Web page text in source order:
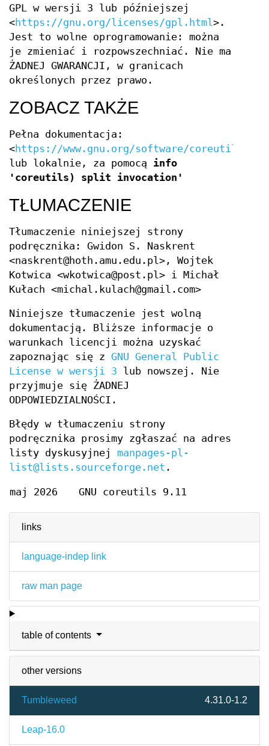
links
language-indep link
raw man page
table of contents
other versions
Tumbleweed 4.31.0-1.2
Leap-16.0
GPL w wersji 3 lub późniejszej
<https://gnu.org/licenses/gpl.html>.
Jest to wolne oprogramowanie: można
je zmieniać i rozpowszechniać. Nie ma
ŻADNEJ GWARANCJI, w granicach
określonych przez prawo.
ZOBACZ TAKŻE
Pełna dokumentacja:
<https://www.gnu.org/software/coreutils/
lub lokalnie, za pomocą info
'coreutils) split invocation'
TŁUMACZENIE
Tłumaczenie niniejszej strony
podręcznika: Gwidon S. Naskrent
<naskrent@hoth.amu.edu.pl>, Wojtek
Kotwica <wkotwica@post.pl> i Michał
Kułach <michal.kulach@gmail.com>
Niniejsze tłumaczenie jest wolną
dokumentacją. Bliższe informacje o
warunkach licencji można uzyskać
zapoznając się z GNU General Public
License w wersji 3 lub nowszej. Nie
przyjmuje się ŻADNEJ
ODPOWIEDZIALNOŚCI.
Błędy w tłumaczeniu strony
podręcznika prosimy zgłaszać na adres
listy dyskusyjnej manpages-pl-
list@lists.sourceforge.net .
maj 2026 GNU coreutils 9.11